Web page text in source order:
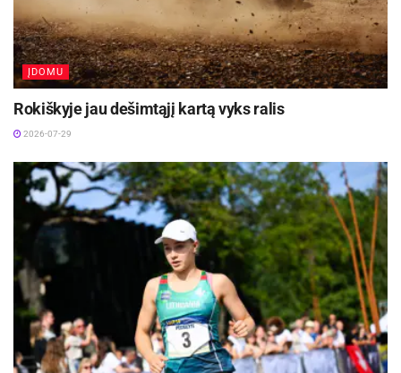
ĮDOMU
Rokiškyje jau dešimtąjį kartą vyks ralis
2026-07-29